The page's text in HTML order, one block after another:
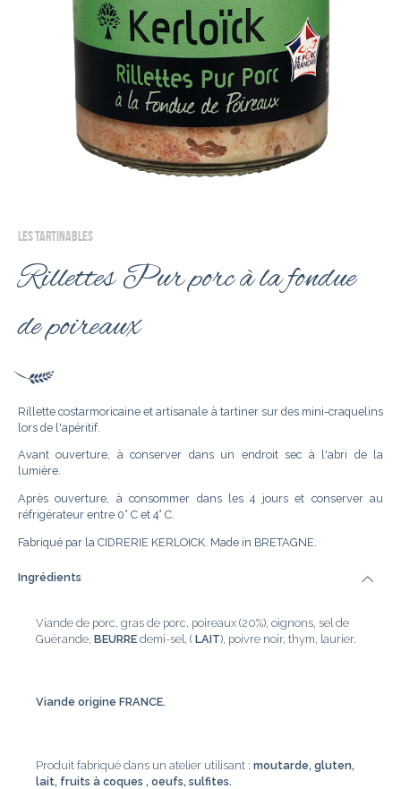
LES TARTINABLES
Rillettes Pur porc à la fondue
de poireaux
Rillette costarmoricaine et artisanale à tartiner sur des mini-craquelins
lors de l'apéritif.
Avant ouverture, à conserver dans un endroit sec à l'abri de la
lumière.
Après ouverture, à consommer dans les 4 jours et conserver au
réfrigérateur entre 0° C et 4° C.
Fabriqué par la CIDRERIE KERLOICK. Made in BRETAGNE.
Ingrédients
Viande de porc, gras de porc, poireaux (20%), oignons, sel de
Guérande, BEURRE demi-sel, ( LAIT), poivre noir, thym, laurier.
Viande origine FRANCE.
Produit fabriqué dans un atelier utilisant : moutarde, gluten,
lait, fruits à coques , oeufs, sulfites.